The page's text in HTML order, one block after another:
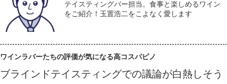
テイスティングバー担当。食事と楽しめるワイン
をご紹介！玉置浩二をこよなく愛します
ワインラバーたちの評価が気になる高コスパピノ
ブラインドテイスティングでの議論が白熱しそう